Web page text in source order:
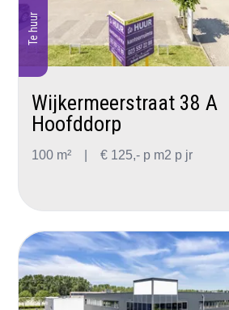
Te huur
Wijkermeerstraat 38 A
Hoofddorp
100 m² € 125,- p m2 p jr